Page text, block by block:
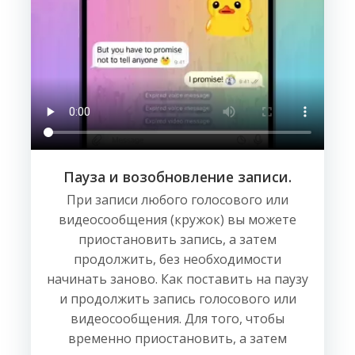
Пауза и возобновление записи.
При записи любого голосового или
видеосообщения (кружок) вы можете
приостановить запись, а затем
продолжить, без необходимости
начинать заново. Как поставить на паузу
и продолжить запись голосового или
видеосообщения. Для того, чтобы
временно приостановить, а затем